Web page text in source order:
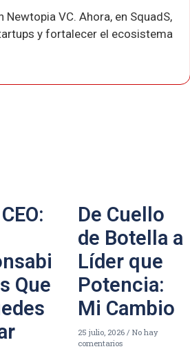
VC. Ahora, en SquadS,
y fortalecer el ecosistema
Que
De Cuello
de Botella a
Líder que
Potencia:
Mi Cambio
25 julio, 2026 No hay
comentarios